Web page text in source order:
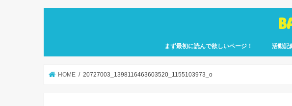
まず最初に読んで欲しいページ！
せにバリスタを目指したのか」
歩」を運営していきます！
活動記
HOME 20727003_1398116463603520_1155103973_o